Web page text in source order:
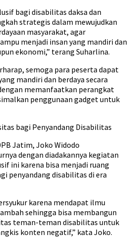
bagi disabilitas daksa dan
strategis dalam mewujudkan
masyarakat, agar
menjadi insan yang mandiri dan
ekonomi,” terang Suharlina.
semoga para peserta dapat
mandiri dan berdaya secara
memanfaatkan perangkat
penggunaan gadget untuk
bagi Penyandang Disabilitas
Jatim, Joko Widodo
dengan diadakannya kegiatan
ini karena bisa menjadi ruang
penyandang disabilitas di era
karena mendapat ilmu
sehingga bisa membangun
teman-teman disabilitas untuk
konten negatif,” kata Joko.